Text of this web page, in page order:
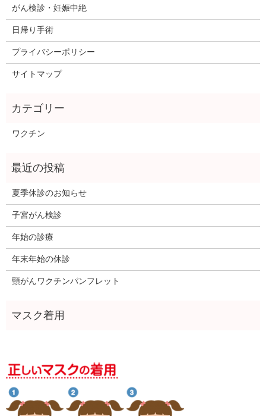
がん検診・妊娠中絶
日帰り手術
プライバシーポリシー
サイトマップ
ワクチン
夏季休診のお知らせ
子宮がん検診
年始の診療
年末年始の休診
頸がんワクチンパンフレット